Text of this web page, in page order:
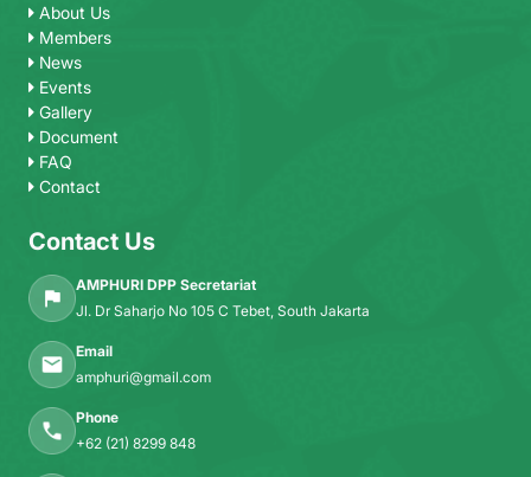
About Us
Members
News
Events
Gallery
Document
FAQ
Contact
Contact Us
AMPHURI DPP Secretariat
Jl. Dr Saharjo No 105 C Tebet, South Jakarta
Email
amphuri@gmail.com
Phone
+62 (21) 8299 848